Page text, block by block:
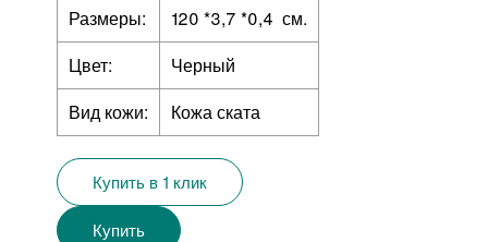
Размеры:
120 *3,7 *0,4 см.
Цвет:
Черный
Вид кожи:
Кожа ската
Купить в 1 клик
Купить